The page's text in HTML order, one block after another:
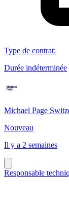
Type de contrat:
Durée indéterminée
Michael Page
Nouveau
Il y a 2 semaines
Responsable